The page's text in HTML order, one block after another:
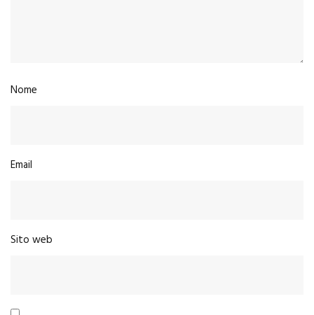
Nome
Email
Sito web